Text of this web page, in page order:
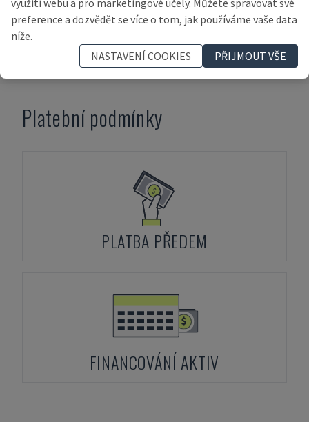
PRODEJE
PŘEDLOŽIT
Platební podmínky
PLATBA PŘEDEM
FINANCOVÁNÍ AKTIV
využití webu a pro marketingové účely. Můžete spravovat své
preference a dozvědět se více o tom, jak používáme vaše data
níže.
NASTAVENÍ COOKIES
PŘIJMOUT VŠE